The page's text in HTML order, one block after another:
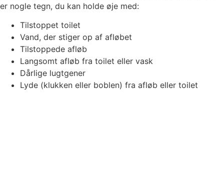
er nogle tegn, du kan holde øje med:
Tilstoppet toilet
Vand, der stiger op af afløbet
Tilstoppede afløb
Langsomt afløb fra toilet eller vask
Dårlige lugtgener
Lyde (klukken eller boblen) fra afløb eller toilet